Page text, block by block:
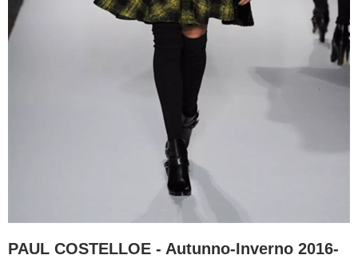
PAUL COSTELLOE - Autunno-Inverno 2016-